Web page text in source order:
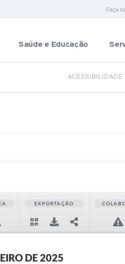
Faça
Saúde e Educação
ACESSIBILIDADE
EXPORTAÇÃO
DE 2025